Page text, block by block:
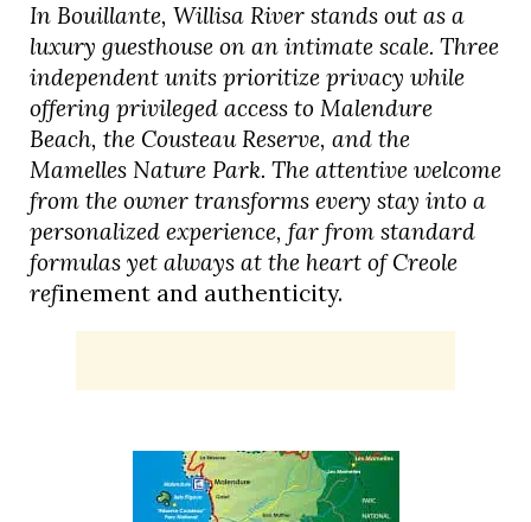
In Bouillante, Willisa River stands out as a
luxury guesthouse on an intimate scale. Three
independent units prioritize privacy while
offering privileged access to Malendure
Beach, the Cousteau Reserve, and the
Mamelles Nature Park. The attentive welcome
from the owner transforms every stay into a
personalized experience, far from standard
formulas yet always at the heart of Creole
refinement and authenticity.